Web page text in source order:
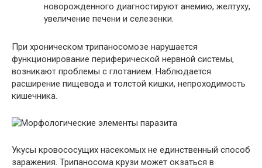
новорожденного диагностируют анемию, желтуху,
увеличение печени и селезенки.
При хроническом трипаносомозе нарушается
функционирование периферической нервной системы,
возникают проблемы с глотанием. Наблюдается
расширение пищевода и толстой кишки, непроходимость
кишечника.
Укусы кровососущих насекомых не единственный способ
заражения. Трипаносома крузи может окзаться в